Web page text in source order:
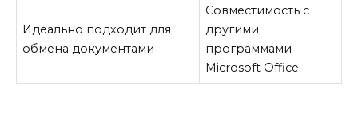
Идеально подходит для
обмена документами
Совместимость с
другими
программами
Microsoft Office